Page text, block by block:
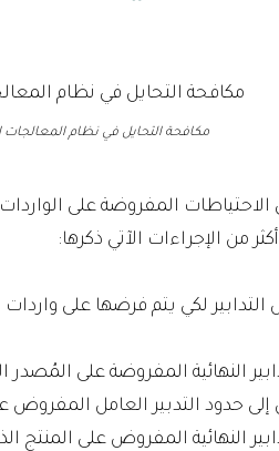
مكافحة التحايل في نظام المعالجات
المفروضة على
من الإجراءات الآتي ذكرها:
لكي يتم فرضها على واردات
النهائية المفروضة على المُصدر
حدود التدبير العامل المفروض
النهائية المفروض على المنتج